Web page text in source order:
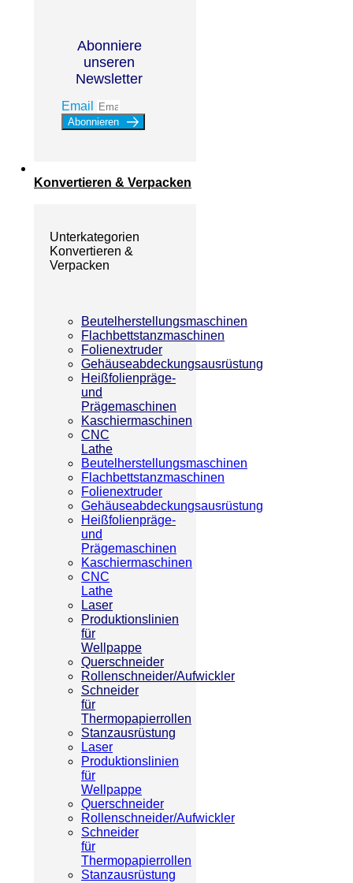
Abonniere
unseren
Newsletter
Email
Abonnieren
Konvertieren & Verpacken
Unterkategorien
Konvertieren &
Verpacken
Beutelherstellungsmaschinen
Flachbettstanzmaschinen
Folienextruder
Gehäuseabdeckungsausrüstung
Heißfolienpräge-
und
Prägemaschinen
Kaschiermaschinen
CNC
Lathe
Beutelherstellungsmaschinen
Flachbettstanzmaschinen
Folienextruder
Gehäuseabdeckungsausrüstung
Heißfolienpräge-
und
Prägemaschinen
Kaschiermaschinen
CNC
Lathe
Laser
Produktionslinien
für
Wellpappe
Querschneider
Rollenschneider/Aufwickler
Schneider
für
Thermopapierrollen
Stanzausrüstung
Laser
Produktionslinien
für
Wellpappe
Querschneider
Rollenschneider/Aufwickler
Schneider
für
Thermopapierrollen
Stanzausrüstung